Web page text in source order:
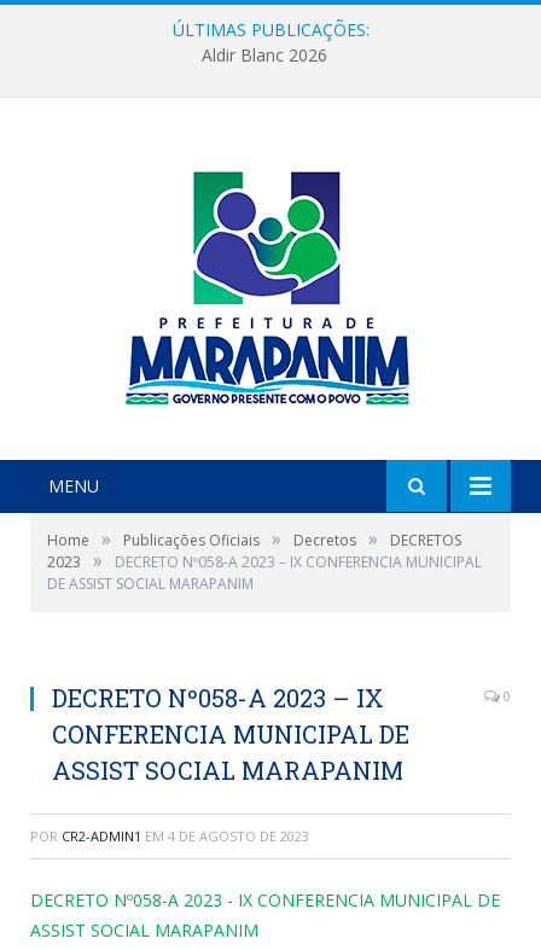
ÚLTIMAS PUBLICAÇÕES:
Aldir Blanc 2026
MENU
Home » Publicações Oficiais » Decretos »
DECRETOS
2023
»
DECRETO Nº058-A 2023 – IX CONFERENCIA MUNICIPAL
DE ASSIST SOCIAL MARAPANIM
DECRETO Nº058-A 2023 – IX
CONFERENCIA MUNICIPAL DE
ASSIST SOCIAL MARAPANIM
0
POR CR2-ADMIN1 EM 4 DE AGOSTO DE 2023
DECRETO Nº058-A 2023 - IX CONFERENCIA MUNICIPAL DE
ASSIST SOCIAL MARAPANIM